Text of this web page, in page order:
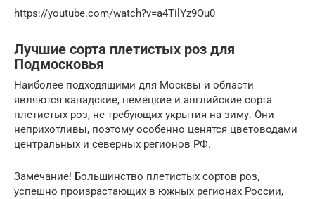
https://youtube.com/watch?v=a4TilYz9Ou0
Лучшие сорта плетистых роз для
Подмосковья
Наиболее подходящими для Москвы и области
являются канадские, немецкие и английские сорта
плетистых роз, не требующих укрытия на зиму. Они
неприхотливы, поэтому особенно ценятся цветоводами
центральных и северных регионов РФ.
Замечание! Большинство плетистых сортов роз,
успешно произрастающих в южных регионах России,